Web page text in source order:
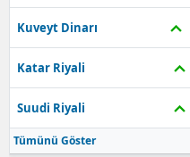
Kuveyt Dinarı
Katar Riyali
Suudi Riyali
Tümünü Göster